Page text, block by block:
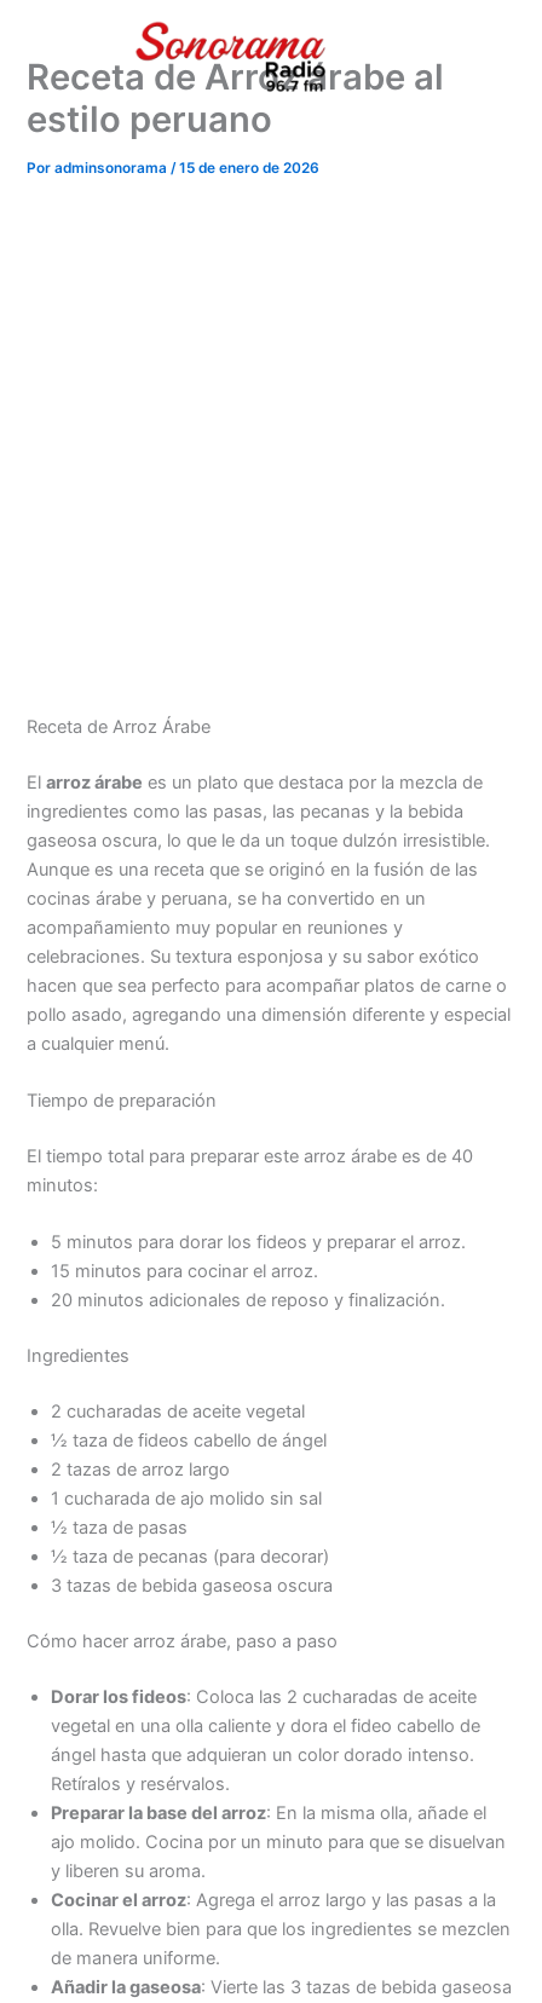
contenido
Receta de Arroz árabe al
estilo peruano
Poradminsonorama/15 de enero de 2026
Receta de Arroz Árabe
Elarroz árabe es un plato que destaca por la mezcla de
ingredientes como las pasas, las pecanas y la bebida
gaseosa oscura, lo que le da un toque dulzón irresistible.
Aunque es una receta que se originó en la fusión de las
cocinas árabe y peruana, se ha convertido en un
acompañamiento muy popular en reuniones y
celebraciones. Su textura esponjosa y su sabor exótico
hacen que sea perfecto para acompañar platos de carne o
pollo asado, agregando una dimensión diferente y especial
a cualquier menú.
Tiempo de preparación
El tiempo total para preparar este arroz árabe es de 40
minutos:
5 minutos para dorar los fideos y preparar el arroz.
15 minutos para cocinar el arroz.
20 minutos adicionales de reposo y finalización.
Ingredientes
2 cucharadas de aceite vegetal
½ taza de fideos cabello de ángel
2 tazas de arroz largo
1 cucharada de ajo molido sin sal
½ taza de pasas
½ taza de pecanas (para decorar)
3 tazas de bebida gaseosa oscura
Cómo hacer arroz árabe, paso a paso
Dorar los fideos: Coloca las 2 cucharadas de aceite
vegetal en una olla caliente y dora el fideo cabello de
ángel hasta que adquieran un color dorado intenso.
Retíralos y resérvalos.
Preparar la base del arroz: En la misma olla, añade el
ajo molido. Cocina por un minuto para que se disuelvan
y liberen su aroma.
Cocinar el arroz: Agrega el arroz largo y las pasas a la
olla. Revuelve bien para que los ingredientes se mezclen
de manera uniforme.
Añadir la gaseosa: Vierte las 3 tazas de bebida gaseosa